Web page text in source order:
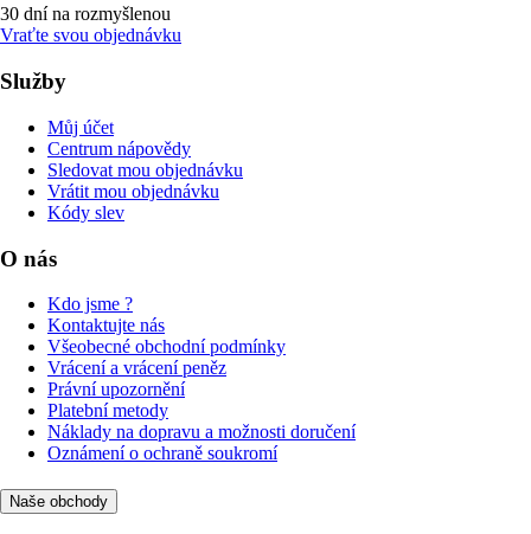
30 dní na rozmyšlenou
Vraťte svou objednávku
Služby
Můj účet
Centrum nápovědy
Sledovat mou objednávku
Vrátit mou objednávku
Kódy slev
O nás
Kdo jsme ?
Kontaktujte nás
Všeobecné obchodní podmínky
Vrácení a vrácení peněz
Právní upozornění
Platební metody
Náklady na dopravu a možnosti doručení
Oznámení o ochraně soukromí
Naše obchody